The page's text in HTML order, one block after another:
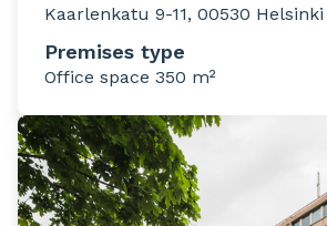
Kaarlenkatu 9-11, 00530 Helsinki
Premises type
Office space 350 m²